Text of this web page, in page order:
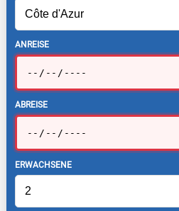
ANREISE
ABREISE
ERWACHSENE